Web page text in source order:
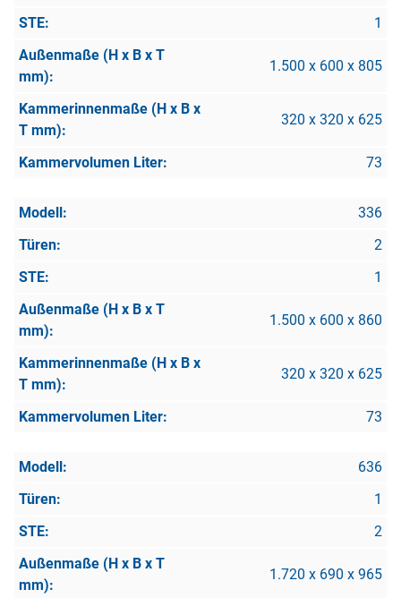
1
1.500 x 600 x 805
320 x 320 x 625
73
336
2
1
1.500 x 600 x 860
320 x 320 x 625
73
636
1
2
1.720 x 690 x 965